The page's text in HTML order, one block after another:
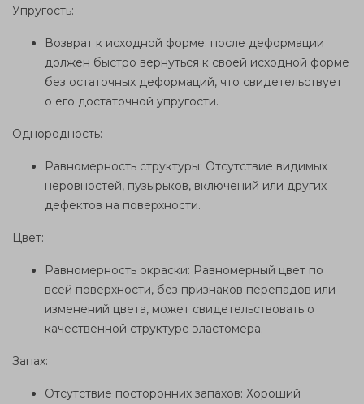
Упругость:
Возврат к исходной форме: после деформации
должен быстро вернуться к своей исходной форме
без остаточных деформаций, что свидетельствует
о его достаточной упругости.
Однородность:
Равномерность структуры: Отсутствие видимых
неровностей, пузырьков, включений или других
дефектов на поверхности.
Цвет:
Равномерность окраски: Равномерный цвет по
всей поверхности, без признаков перепадов или
изменений цвета, может свидетельствовать о
качественной структуре эластомера.
Запах:
Отсутствие посторонних запахов: Хороший